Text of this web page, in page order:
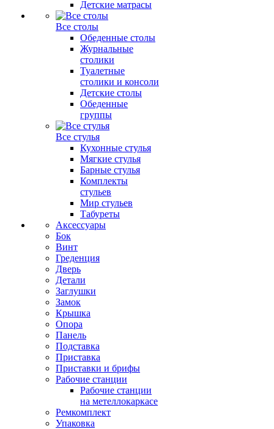
Детские матрасы
Все столы
Обеденные столы
Журнальные
столики
Туалетные
столики и консоли
Детские столы
Обеденные
группы
Все стулья
Кухонные стулья
Мягкие стулья
Барные стулья
Комплекты
стульев
Мир стульев
Табуреты
Аксессуары
Бок
Винт
Греденция
Дверь
Детали
Заглушки
Замок
Крышка
Опора
Панель
Подставка
Приставка
Приставки и брифы
Рабочие станции
Рабочие станции
на метеллокаркасе
Ремкомплект
Упаковка